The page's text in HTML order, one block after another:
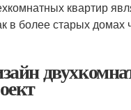
квартир
в более старых